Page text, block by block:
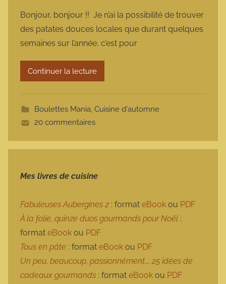
r
m
a
t
Bonjour, bonjour !! Je n’ai la possibilité de trouver
des patates douces locales que durant quelques
semaines sur l’année, c’est pour
Continuer la lecture
Boulettes Mania, Cuisine d'automne
20 commentaires
Mes livres de cuisine
Fabuleuses Aubergines 2 : format eBook ou PDF
À la folie, quinze duos gourmands pour Noël :
format eBook ou PDF
Tous en pâte : format eBook ou PDF
Un peu, beaucoup, passionnément…, 25 idées de
cadeaux gourmands : format eBook ou PDF